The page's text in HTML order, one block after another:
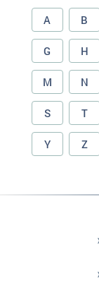
A B
G H
M N
S T
Y Z